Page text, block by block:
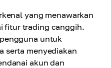
yang menawarkan
fitur trading canggih.
untuk
serta menyediakan
akun dan